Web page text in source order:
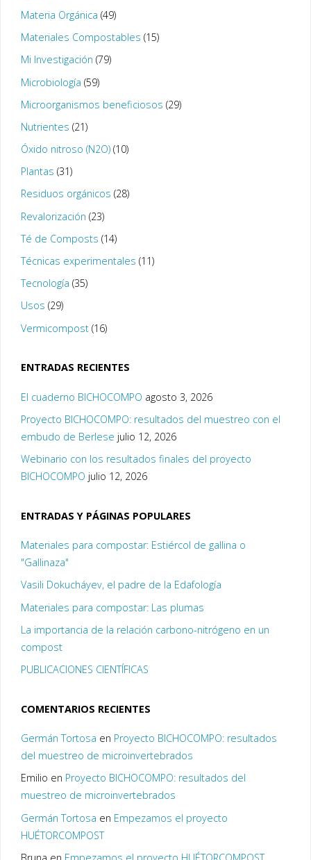
Materia Orgánica (49)
Materiales Compostables (15)
Mi Investigación (79)
Microbiología (59)
Microorganismos beneficiosos (29)
Nutrientes (21)
Óxido nitroso (N2O)(10)
Plantas (31)
Residuos orgánicos (28)
Revalorización (23)
Té de Composts (14)
Técnicas experimentales (11)
Tecnología (35)
Usos (29)
Vermicompost(16)
ENTRADAS RECIENTES
El cuaderno BICHOCOMPO agosto 3, 2026
Proyecto BICHOCOMPO: resultados del muestreo con el
embudo de Berlese julio 12, 2026
Webinario con los resultados finales del proyecto
BICHOCOMPO julio 12, 2026
ENTRADAS Y PÁGINAS POPULARES
Materiales para compostar: Estiércol de gallina o
"Gallinaza"
Vasili Dokucháyev, el padre de la Edafología
Materiales para compostar: Las plumas
La importancia de la relación carbono-nitrógeno en un
compost
PUBLICACIONES CIENTÍFICAS
COMENTARIOS RECIENTES
Germán Tortosa en Proyecto BICHOCOMPO: resultados
del muestreo de microinvertebrados
Emilio en Proyecto BICHOCOMPO: resultados del
muestreo de microinvertebrados
Germán Tortosa en Empezamos el proyecto
HUÉTORCOMPOST